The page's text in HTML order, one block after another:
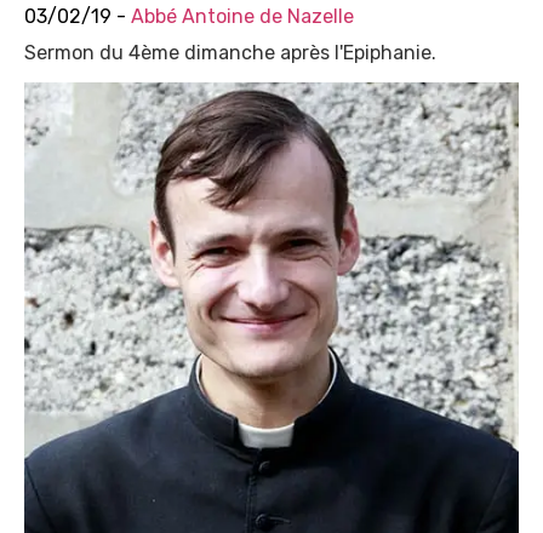
03/02/19 - Abbé Antoine de Nazelle
Sermon du 4ème dimanche après l'Epiphanie.